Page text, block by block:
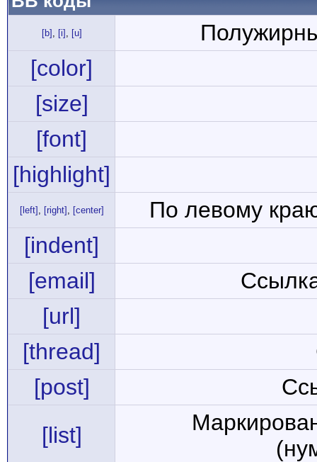
[b] , [i] , [u]
[color]
[size]
[font]
[highlight]
[left] , [right] , [center]
По левому
[indent]
[email]
[url]
[thread]
[post]
[list]